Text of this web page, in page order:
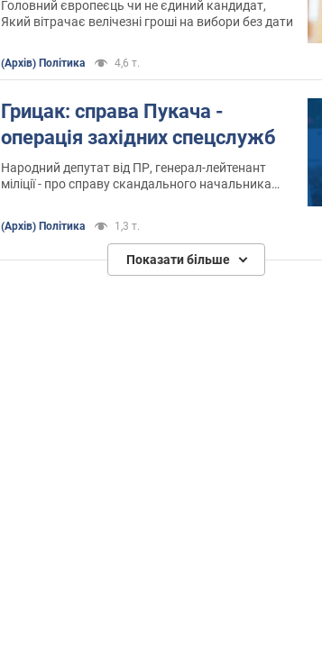
Головний європеєць чи не єдиний кандидат,
Який вітрачає велічезні гроші на вибори без дати
(Архів) Політика 4,6 т.
Грицак: справа Пукача -
операція західних спецслужб
Народний депутат від ПР, генерал-лейтенант
міліції - про справу скандального начальника
(Архів) Політика 1,3 т.
Показати більше